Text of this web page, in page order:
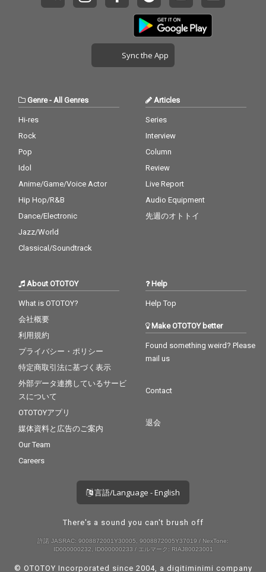
Sync the App
Genre- All Genres
Hi-res
Rock
Pop
Idol
Anime/Game/Voice Actor
Hip Hop/R&B
Dance/Electronic
Jazz/World
Classical/Soundtrack
Articles
Series
Interview
Column
Review
Live Report
Audio Equipment
先週のオトトイ
About OTOTOY
What is OTOTOY?
会社概要
利用規約
プライバシー・ポリシー
特定商取引法に基づく表示
外部データ連携しているサービ
スについて
OTOTOYアプリ
媒体資料と広告のご案内
Our Team
Careers
Help
Help Top
Make OTOTOY better
Found something weird? Please
mail us
Contact
退会
言語/Language - English
There's a sound you can't brush off
許諾 JASRAC: 9008872001Y30005, 9008872005Y37019 / NexTone:
ID000000232, ID000000233 / エルマーク: RIAJ80023001
© OTOTOY Incorporated since 2004, a digitiminimi company